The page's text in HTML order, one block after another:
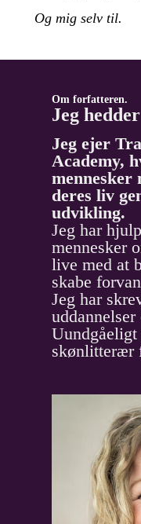
Og mig selv til.
Om forfatteren.
Jeg
Jeg ejer
Academy,
mennesker
deres liv
udvikling.
Jeg har
mennesker
live med at
skabe
Jeg har
skønlitterær